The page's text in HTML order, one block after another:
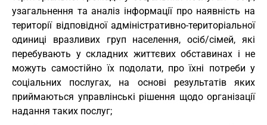
узагальнення та аналіз інформації про наявність на
території відповідної адміністративно-територіальної
одиниці вразливих груп населення, осіб/сімей, які
перебувають у складних життєвих обставинах і не
можуть самостійно їх подолати, про їхні потреби у
соціальних послугах, на основі результатів яких
приймаються управлінські рішення щодо організації
надання таких послуг;